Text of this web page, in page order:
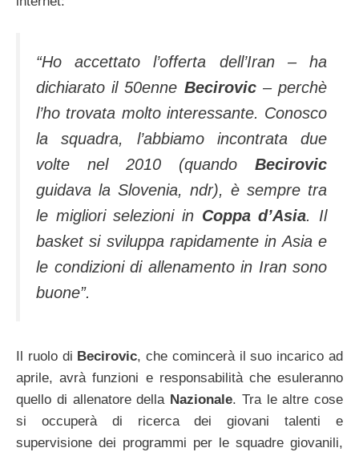
“Ho accettato l’offerta dell’Iran – ha
dichiarato il 50enne Becirovic– perchè
l’ho trovata molto interessante. Conosco
la squadra, l’abbiamo incontrata due
volte nel 2010 (quando Becirovic
guidava la Slovenia, ndr), è sempre tra
le migliori selezioni in Coppa d’Asia. Il
basket si sviluppa rapidamente in Asia e
le condizioni di allenamento in Iran sono
buone”.
Il ruolo di Becirovic, che comincerà il suo incarico ad
aprile, avrà funzioni e responsabilità che esuleranno
quello di allenatore della Nazionale. Tra le altre cose
si occuperà di ricerca dei giovani talenti e
supervisione dei programmi per le squadre giovanili,